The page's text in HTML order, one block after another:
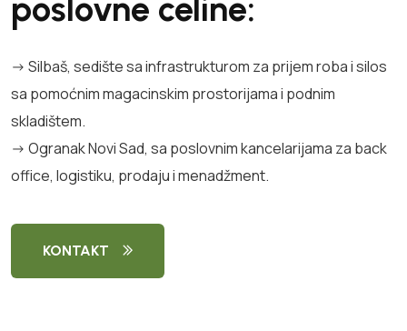
poslovne celine:
-> Silbaš, sedište sa infrastrukturom za prijem roba i silos
sa pomoćnim magacinskim prostorijama i podnim
skladištem.
-> Ogranak Novi Sad, sa poslovnim kancelarijama za back
office, logistiku, prodaju i menadžment.
KONTAKT